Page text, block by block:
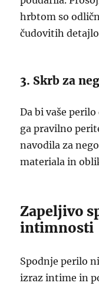
hrbtom so
čudovitih
3. Skrb za
Da bi vaše
ga pravilno
navodila za
materiala in
Zapeljivo
intimnosti
Spodnje perilo
izraz intime in